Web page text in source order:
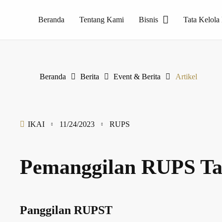
Beranda Tentang Kami Bisnis Tata Kelola
Beranda Berita Event & Berita Artikel
IKAI 11/24/2023 RUPS
Pemanggilan RUPS
Panggilan RUPST